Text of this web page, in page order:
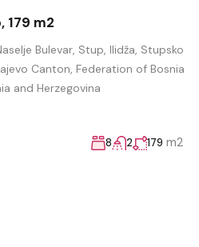
179 m2
Bulevar, Stup, Ilidža, Stupsko
Canton, Federation of Bosnia
and Herzegovina
8 2 179 m2